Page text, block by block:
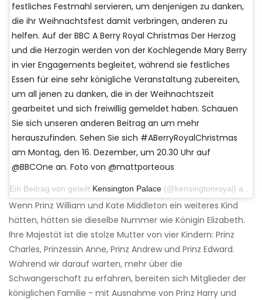
festliches Festmahl servieren, um denjenigen zu danken,
die ihr Weihnachtsfest damit verbringen, anderen zu
helfen. Auf der BBC A Berry Royal Christmas Der Herzog
und die Herzogin werden von der Kochlegende Mary Berry
in vier Engagements begleitet, während sie festliches
Essen für eine sehr königliche Veranstaltung zubereiten,
um all jenen zu danken, die in der Weihnachtszeit
gearbeitet und sich freiwillig gemeldet haben. Schauen
Sie sich unseren anderen Beitrag an um mehr
herauszufinden. Sehen Sie sich #ABerryRoyalChristmas
am Montag, den 16. Dezember, um 20.30 Uhr auf
@BBCOne an. Foto von @mattporteous
Ein Beitrag von geteilt Kensington Palace (@kensingtonroyal) am 30. November 2019 um 14:30 Uhr PST
Wenn Prinz William und Kate Middleton ein weiteres Kind
hätten, hätten sie dieselbe Nummer wie Königin Elizabeth.
Ihre Majestät ist die stolze Mutter von vier Kindern: Prinz
Charles, Prinzessin Anne, Prinz Andrew und Prinz Edward.
Während wir darauf warten, mehr über die
Schwangerschaft zu erfahren, bereiten sich Mitglieder der
königlichen Familie - mit Ausnahme von Prinz Harry und